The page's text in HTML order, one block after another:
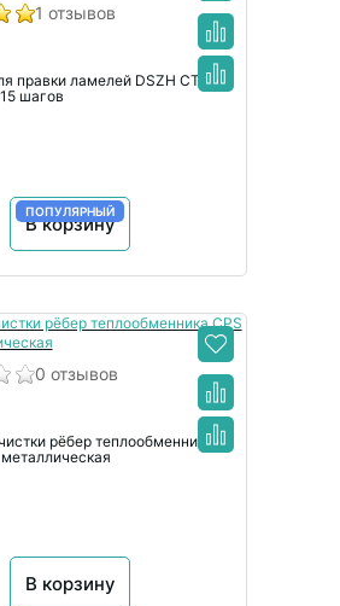
1 отзывов
правки ламелей DSZH CT-
шагов
В корзину
ПОПУЛЯРНЫЙ
0 отзывов
рёбер теплообменника
В корзину